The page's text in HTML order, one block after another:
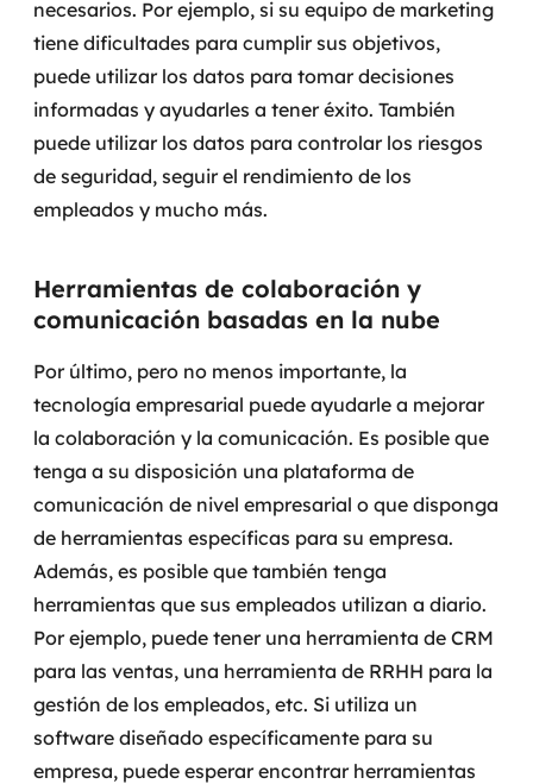
necesarios. Por ejemplo, si su equipo de marketing
tiene dificultades para cumplir sus objetivos,
puede utilizar los datos para tomar decisiones
informadas y ayudarles a tener éxito. También
puede utilizar los datos para controlar los riesgos
de seguridad, seguir el rendimiento de los
empleados y mucho más.
Herramientas de colaboración y
comunicación basadas en la nube
Por último, pero no menos importante, la
tecnología empresarial puede ayudarle a mejorar
la colaboración y la comunicación. Es posible que
tenga a su disposición una plataforma de
comunicación de nivel empresarial o que disponga
de herramientas específicas para su empresa.
Además, es posible que también tenga
herramientas que sus empleados utilizan a diario.
Por ejemplo, puede tener una herramienta de CRM
para las ventas, una herramienta de RRHH para la
gestión de los empleados, etc. Si utiliza un
software diseñado específicamente para su
empresa, puede esperar encontrar herramientas